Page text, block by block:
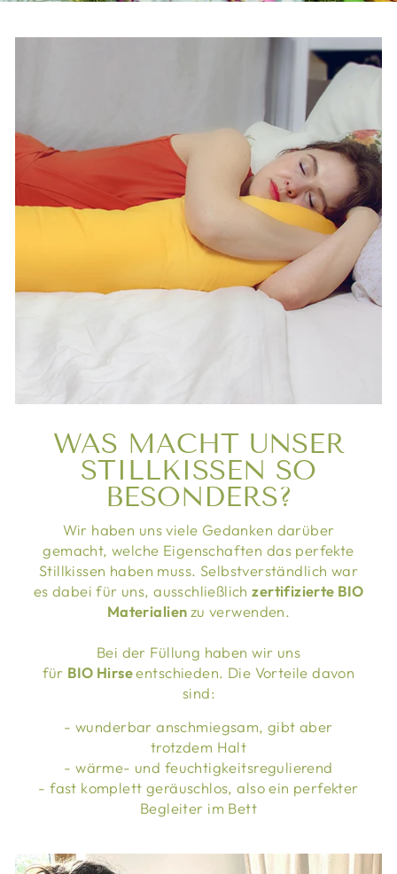
WAS MACHT UNSER
STILLKISSEN SO
BESONDERS?
Wir haben uns viele Gedanken darüber
gemacht, welche Eigenschaften das perfekte
Stillkissen haben muss. Selbstverständlich war
es dabei für uns, ausschließlichzertifizierte BIO
Materialienzu verwenden.
Bei der Füllung haben wir uns
für BIO Hirseentschieden. Die Vorteile davon
sind:
- wunderbar anschmiegsam, gibt aber
trotzdem Halt
- wärme- und feuchtigkeitsregulierend
- fast komplett geräuschlos, also ein perfekter
Begleiter im Bett